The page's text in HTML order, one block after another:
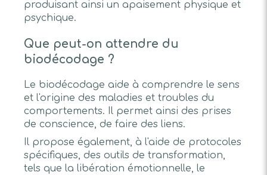
produisant ainsi un apaisement physique et
psychique.
Que peut-on attendre du
biodécodage ?
Le biodécodage aide à comprendre le sens
et l'origine des maladies et troubles du
comportements. Il permet ainsi des prises
de conscience, de faire des liens.
Il propose également, à l'aide de protocoles
spécifiques, des outils de transformation,
tels que la libération émotionnelle, le